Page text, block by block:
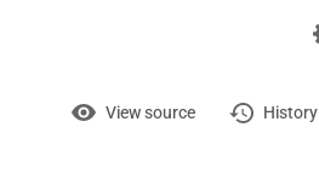
ViewView source History